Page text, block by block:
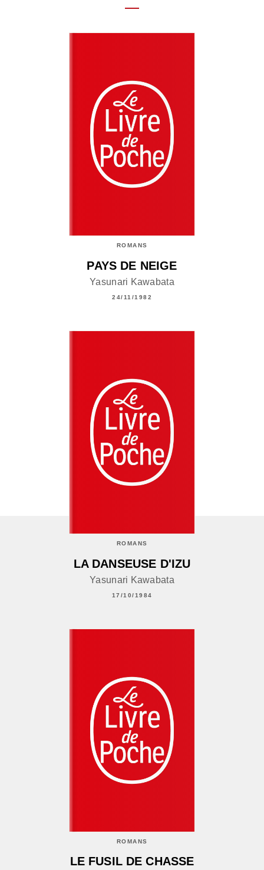
ROMANS
PAYS DE NEIGE
Yasunari Kawabata
24/11/1982
ROMANS
LA DANSEUSE D'IZU
Yasunari Kawabata
17/10/1984
ROMANS
LE FUSIL DE CHASSE